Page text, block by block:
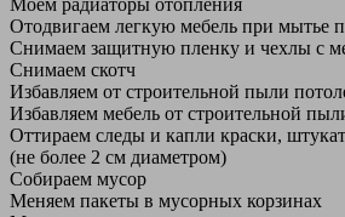
Моем радиаторы отопления
Отодвигаем легкую мебель при мытье
Снимаем защитную пленку и чехлы с
Снимаем скотч
Избавляем от строительной пыли
Избавляем мебель от строительной
Оттираем следы и капли краски,
(не более 2 см диаметром)
Собираем мусор
Меняем пакеты в мусорных корзинах